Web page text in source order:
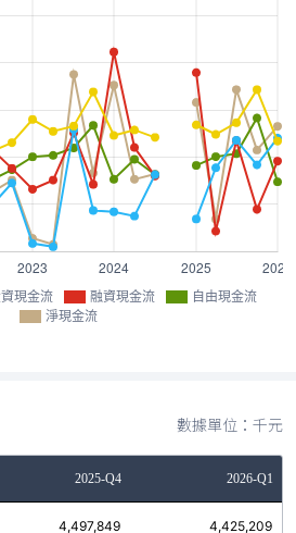
現金流 融資現金流
自由現金流
淨現金流
數據單位：千元
2025-Q4 2026-Q1
4,497,849 4,425,209